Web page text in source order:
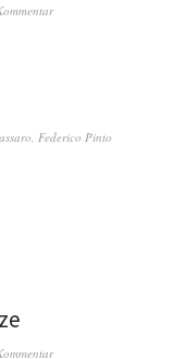
, Federico Pinto